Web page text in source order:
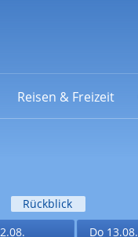
Reisen & Freizeit
Rückblick
Do 13.08.